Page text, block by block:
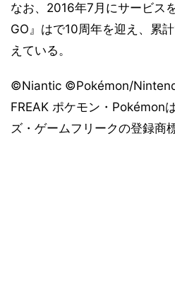
なお、2016年7月にサービス
GO』はで10周年を迎え、累
えている。
©Niantic ©Pokémon/
FREAK ポケモン・Pokémon
ズ・ゲームフリークの登録商